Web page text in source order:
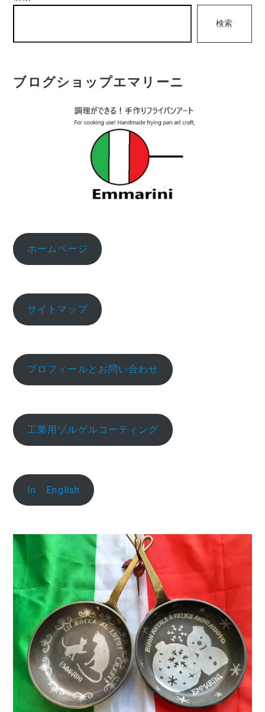
検索
ブログショップエマリーニ
ホームページ
サイトマップ
プロフィールとお問い合わせ
工業用ゾルゲルコーティング
In English